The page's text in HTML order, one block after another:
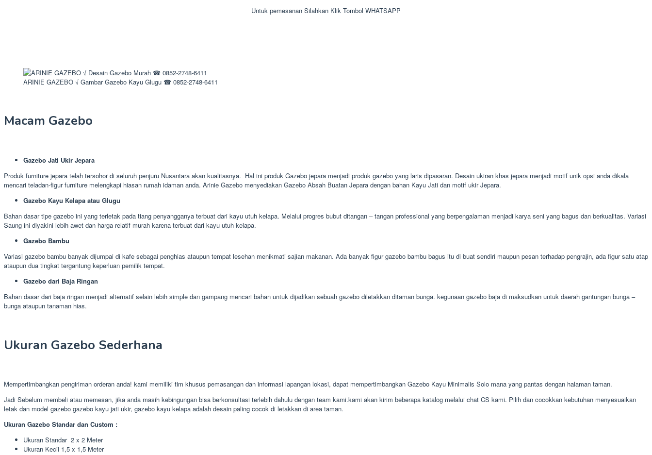
Untuk pemesanan Silahkan Klik Tombol WHATSAPP
ARINIE GAZEBO √ Gambar Gazebo Kayu Glugu ☎ 0852-2748-6411
Macam Gazebo
Gazebo Jati Ukir Jepara
Produk furniture jepara telah tersohor di seluruh penjuru Nusantara akan kualitasnya. Hal ini produk Gazebo jepara menjadi produk gazebo yang laris dipasaran. Desain ukiran khas jepara menjadi motif unik opsi anda dikala
mencari teladan-figur furniture melengkapi hiasan rumah idaman anda. Arinie Gazebo menyediakan Gazebo Absah Buatan Jepara dengan bahan Kayu Jati dan motif ukir Jepara.
Gazebo Kayu Kelapa atau Glugu
Bahan dasar tipe gazebo ini yang terletak pada tiang penyangganya terbuat dari kayu utuh kelapa. Melalui progres bubut ditangan – tangan professional yang berpengalaman menjadi karya seni yang bagus dan berkualitas. Variasi
Saung ini diyakini lebih awet dan harga relatif murah karena terbuat dari kayu utuh kelapa.
Gazebo Bambu
Variasi gazebo bambu banyak dijumpai di kafe sebagai penghias ataupun tempat lesehan menikmati sajian makanan. Ada banyak figur gazebo bambu bagus itu di buat sendiri maupun pesan terhadap pengrajin, ada figur satu atap
ataupun dua tingkat tergantung keperluan pemilik tempat.
Gazebo dari Baja Ringan
Bahan dasar dari baja ringan menjadi alternatif selain lebih simple dan gampang mencari bahan untuk dijadikan sebuah gazebo diletakkan ditaman bunga. kegunaan gazebo baja di maksudkan untuk daerah gantungan bunga –
bunga ataupun tanaman hias.
Ukuran Gazebo Sederhana
Mempertimbangkan pengiriman orderan anda! kami memiliki tim khusus pemasangan dan informasi lapangan lokasi, dapat mempertimbangkan Gazebo Kayu Minimalis Solo mana yang pantas dengan halaman taman.
Jadi Sebelum membeli atau memesan, jika anda masih kebingungan bisa berkonsultasi terlebih dahulu dengan team kami.kami akan kirim beberapa katalog melalui chat CS kami. Pilih dan cocokkan kebutuhan menyesuaikan
letak dan model gazebo gazebo kayu jati ukir, gazebo kayu kelapa adalah desain paling cocok di letakkan di area taman.
Ukuran Gazebo Standar dan Custom :
Ukuran Standar 2 x 2 Meter
Ukuran Kecil 1,5 x 1,5 Meter